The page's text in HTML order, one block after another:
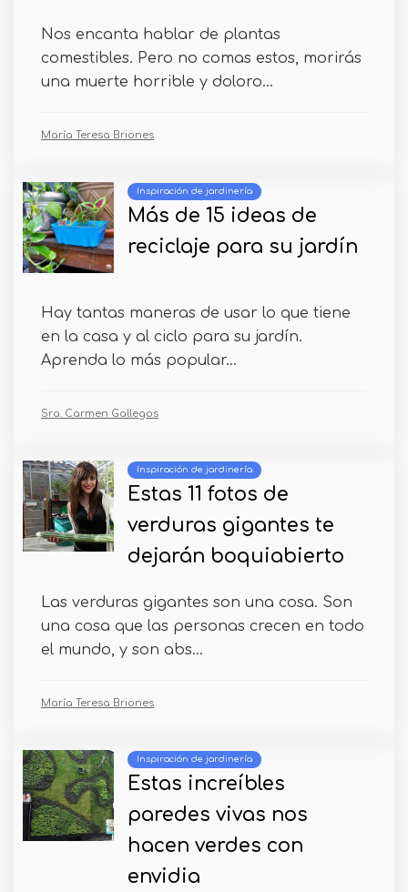
Nos encanta hablar de plantas
comestibles. Pero no comas estos, morirás
una muerte horrible y doloro...
María Teresa Briones
Inspiración de jardinería
Más de 15 ideas de
reciclaje para su jardín
Hay tantas maneras de usar lo que tiene
en la casa y al ciclo para su jardín.
Aprenda lo más popular...
Sra. Carmen Gallegos
Inspiración de jardinería
Estas 11 fotos de
verduras gigantes te
dejarán boquiabierto
Las verduras gigantes son una cosa. Son
una cosa que las personas crecen en todo
el mundo, y son abs...
María Teresa Briones
Inspiración de jardinería
Estas increíbles
paredes vivas nos
hacen verdes con
envidia